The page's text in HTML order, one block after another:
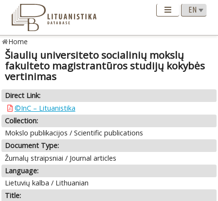
Home
Šiaulių universiteto socialinių mokslų
fakulteto magistrantūros studijų kokybės
vertinimas
Direct Link:
©InC – Lituanistika
Collection:
Mokslo publikacijos / Scientific publications
Document Type:
Žurnalų straipsniai / Journal articles
Language:
Lietuvių kalba / Lithuanian
Title: